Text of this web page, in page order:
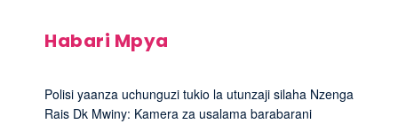
Habari Mpya
Polisi yaanza uchunguzi tukio la utunzaji silaha Nzenga
Rais Dk Mwiny: Kamera za usalama barabarani